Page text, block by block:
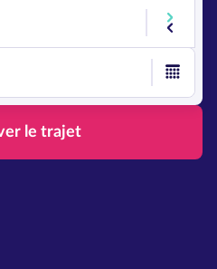
le trajet